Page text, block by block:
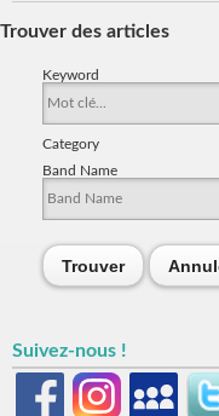
Trouver des articles
Keyword
Category
Band Name
Trouver
Suivez-nous !